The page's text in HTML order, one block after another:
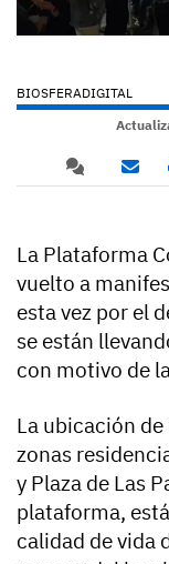
BIOSFERADIGITAL
La Plataforma
vuelto a
esta vez por el
se están
con motivo de
La ubicación
zonas
y Plaza de Las
plataforma,
calidad de vida